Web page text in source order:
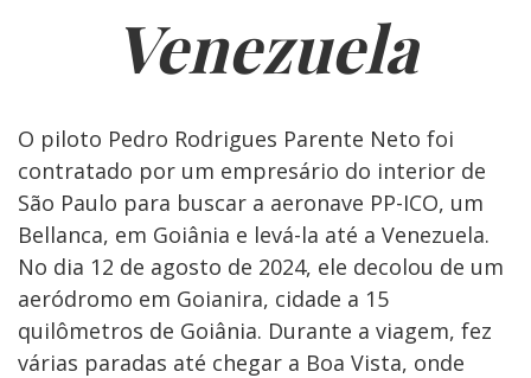
Venezuela
O piloto Pedro Rodrigues Parente Neto foi
contratado por um empresário do interior de
São Paulo para buscar a aeronave PP-ICO, um
Bellanca, em Goiânia e levá-la até a Venezuela.
No dia 12 de agosto de 2024, ele decolou de um
aeródromo em Goianira, cidade a 15
quilômetros de Goiânia. Durante a viagem, fez
várias paradas até chegar a Boa Vista, onde